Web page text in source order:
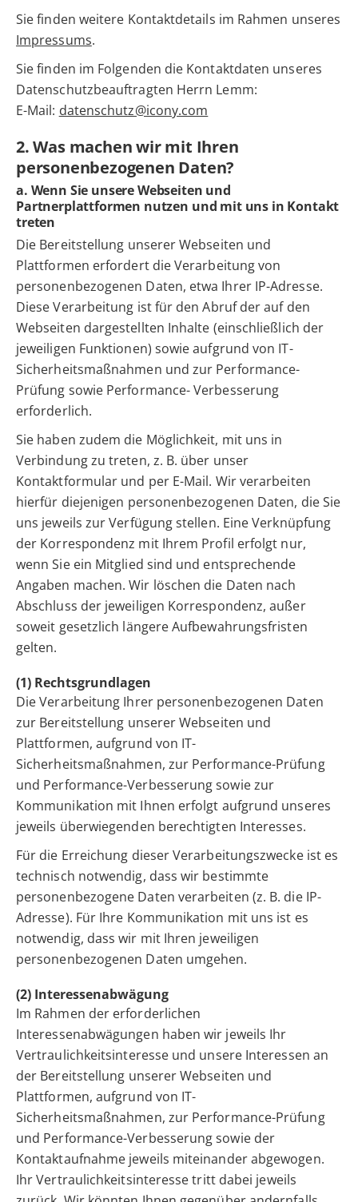
Sie finden weitere Kontaktdetails im Rahmen unseres
Impressums.
Sie finden im Folgenden die Kontaktdaten unseres
Datenschutzbeauftragten Herrn Lemm:
E-Mail: datenschutz@icony.com
2. Was machen wir mit Ihren
personenbezogenen Daten?
a. Wenn Sie unsere Webseiten und
Partnerplattformen nutzen und mit uns in Kontakt
treten
Die Bereitstellung unserer Webseiten und
Plattformen erfordert die Verarbeitung von
personenbezogenen Daten, etwa Ihrer IP-Adresse.
Diese Verarbeitung ist für den Abruf der auf den
Webseiten dargestellten Inhalte (einschließlich der
jeweiligen Funktionen) sowie aufgrund von IT-
Sicherheitsmaßnahmen und zur Performance-
Prüfung sowie Performance- Verbesserung
erforderlich.
Sie haben zudem die Möglichkeit, mit uns in
Verbindung zu treten, z. B. über unser
Kontaktformular und per E-Mail. Wir verarbeiten
hierfür diejenigen personenbezogenen Daten, die Sie
uns jeweils zur Verfügung stellen. Eine Verknüpfung
der Korrespondenz mit Ihrem Profil erfolgt nur,
wenn Sie ein Mitglied sind und entsprechende
Angaben machen. Wir löschen die Daten nach
Abschluss der jeweiligen Korrespondenz, außer
soweit gesetzlich längere Aufbewahrungsfristen
gelten.
(1) Rechtsgrundlagen
Die Verarbeitung Ihrer personenbezogenen Daten
zur Bereitstellung unserer Webseiten und
Plattformen, aufgrund von IT-
Sicherheitsmaßnahmen, zur Performance-Prüfung
und Performance-Verbesserung sowie zur
Kommunikation mit Ihnen erfolgt aufgrund unseres
jeweils überwiegenden berechtigten Interesses.
Für die Erreichung dieser Verarbeitungszwecke ist es
technisch notwendig, dass wir bestimmte
personenbezogene Daten verarbeiten (z. B. die IP-
Adresse). Für Ihre Kommunikation mit uns ist es
notwendig, dass wir mit Ihren jeweiligen
personenbezogenen Daten umgehen.
(2) Interessenabwägung
Im Rahmen der erforderlichen
Interessenabwägungen haben wir jeweils Ihr
Vertraulichkeitsinteresse und unsere Interessen an
der Bereitstellung unserer Webseiten und
Plattformen, aufgrund von IT-
Sicherheitsmaßnahmen, zur Performance-Prüfung
und Performance-Verbesserung sowie der
Kontaktaufnahme jeweils miteinander abgewogen.
Ihr Vertraulichkeitsinteresse tritt dabei jeweils